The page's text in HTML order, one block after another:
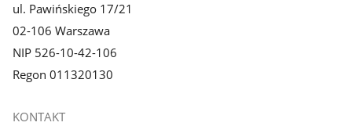
ul. Pawińskiego 17/21
02-106 Warszawa
NIP 526-10-42-106
Regon 011320130
KONTAKT